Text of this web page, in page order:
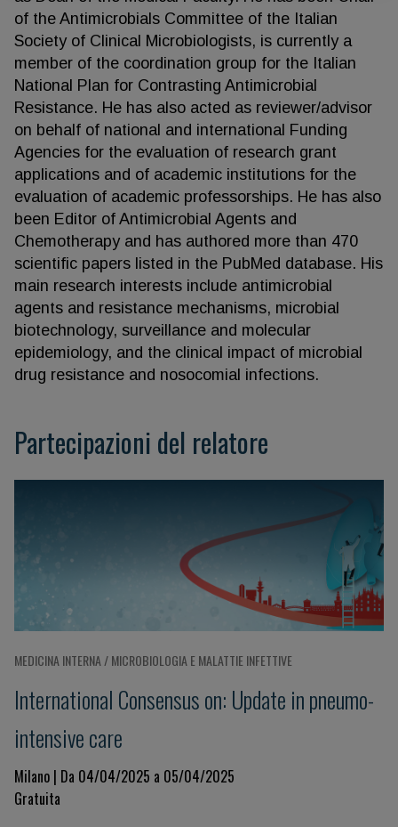
of the Antimicrobials Committee of the Italian
Society of Clinical Microbiologists, is currently a
member of the coordination group for the Italian
National Plan for Contrasting Antimicrobial
Resistance. He has also acted as reviewer/advisor
on behalf of national and international Funding
Agencies for the evaluation of research grant
applications and of academic institutions for the
evaluation of academic professorships. He has also
been Editor of Antimicrobial Agents and
Chemotherapy and has authored more than 470
scientific papers listed in the PubMed database. His
main research interests include antimicrobial
agents and resistance mechanisms, microbial
biotechnology, surveillance and molecular
epidemiology, and the clinical impact of microbial
drug resistance and nosocomial infections.
Partecipazioni del relatore
MEDICINA INTERNA / MICROBIOLOGIA E MALATTIE INFETTIVE
International Consensus on: Update in pneumo-
intensive care
Milano | Da 04/04/2025 a 05/04/2025
Gratuita